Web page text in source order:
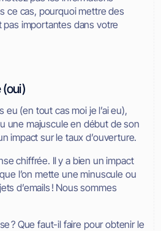
ce cas, pourquoi mettre des
importantes dans votre
(oui)
eu (en tout cas moi je l’ai eu),
une majuscule en début de son
impact sur le taux d’ouverture.
chiffrée. Il y a bien un impact
l’on mette une minuscule ou
d’emails ! Nous sommes
? Que faut-il faire pour obtenir le